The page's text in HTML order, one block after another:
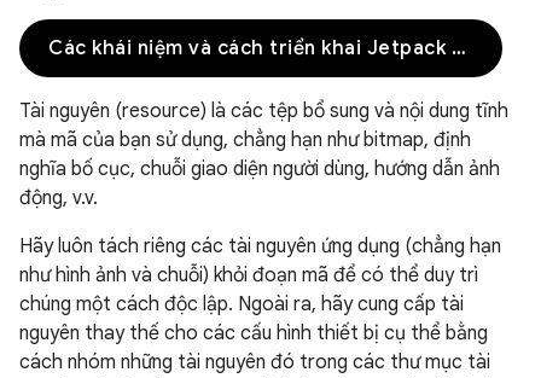
Các khái niệm và cách triển khai Jetpack Compose
Tài nguyên (resource) là các tệp bổ sung và nội dung tĩnh
mà mã của bạn sử dụng, chẳng hạn như bitmap, định
nghĩa bố cục, chuỗi giao diện người dùng, hướng dẫn ảnh
động, v.v.
Hãy luôn tách riêng các tài nguyên ứng dụng (chẳng hạn
như hình ảnh và chuỗi) khỏi đoạn mã để có thể duy trì
chúng một cách độc lập. Ngoài ra, hãy cung cấp tài
nguyên thay thế cho các cấu hình thiết bị cụ thể bằng
cách nhóm những tài nguyên đó trong các thư mục tài